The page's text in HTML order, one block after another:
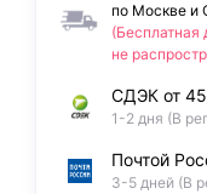
по Москве и
(Бесплатная
не
СДЭК от
1-2 дня (В
Почтой
3-5 дней (В